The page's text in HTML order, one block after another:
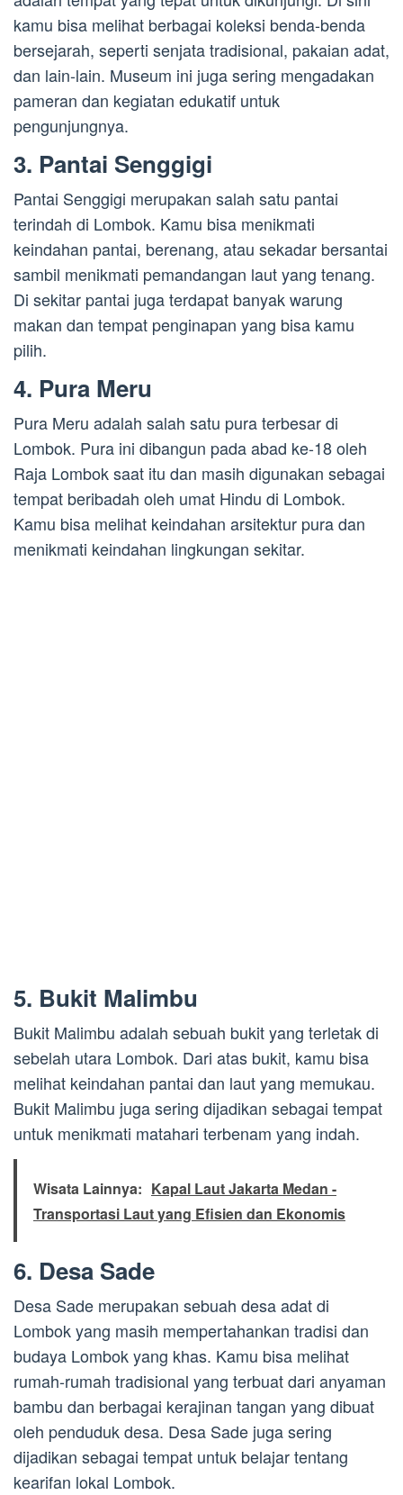
kamu bisa melihat berbagai koleksi benda-benda
bersejarah, seperti senjata tradisional, pakaian adat,
dan lain-lain. Museum ini juga sering mengadakan
pameran dan kegiatan edukatif untuk
pengunjungnya.
3. Pantai Senggigi
Pantai Senggigi merupakan salah satu pantai
terindah di Lombok. Kamu bisa menikmati
keindahan pantai, berenang, atau sekadar bersantai
sambil menikmati pemandangan laut yang tenang.
Di sekitar pantai juga terdapat banyak warung
makan dan tempat penginapan yang bisa kamu
pilih.
4. Pura Meru
Pura Meru adalah salah satu pura terbesar di
Lombok. Pura ini dibangun pada abad ke-18 oleh
Raja Lombok saat itu dan masih digunakan sebagai
tempat beribadah oleh umat Hindu di Lombok.
Kamu bisa melihat keindahan arsitektur pura dan
menikmati keindahan lingkungan sekitar.
5. Bukit Malimbu
Bukit Malimbu adalah sebuah bukit yang terletak di
sebelah utara Lombok. Dari atas bukit, kamu bisa
melihat keindahan pantai dan laut yang memukau.
Bukit Malimbu juga sering dijadikan sebagai tempat
untuk menikmati matahari terbenam yang indah.
Wisata Lainnya: Kapal Laut Jakarta Medan -
Transportasi Laut yang Efisien dan Ekonomis
6. Desa Sade
Desa Sade merupakan sebuah desa adat di
Lombok yang masih mempertahankan tradisi dan
budaya Lombok yang khas. Kamu bisa melihat
rumah-rumah tradisional yang terbuat dari anyaman
bambu dan berbagai kerajinan tangan yang dibuat
oleh penduduk desa. Desa Sade juga sering
dijadikan sebagai tempat untuk belajar tentang
kearifan lokal Lombok.